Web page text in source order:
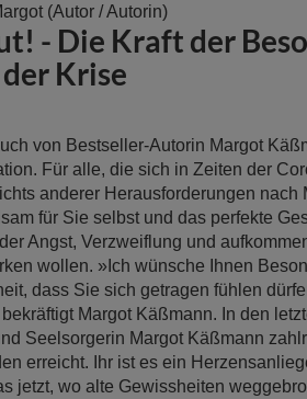
(Autor / Autorin)
- Die Kraft der
Krise
von Bestseller-Autorin Margot
Für alle, die sich in Zeiten der
anderer Herausforderungen nach
für Sie selbst und das perfekte
der Angst, Verzweiflung und
wollen. »Ich wünsche Ihnen
dass Sie sich getragen fühlen
Margot Käßmann. In den
Seelsorgerin Margot Käßmann
erreicht. Ihr ist es ein
jetzt, wo alte Gewissheiten